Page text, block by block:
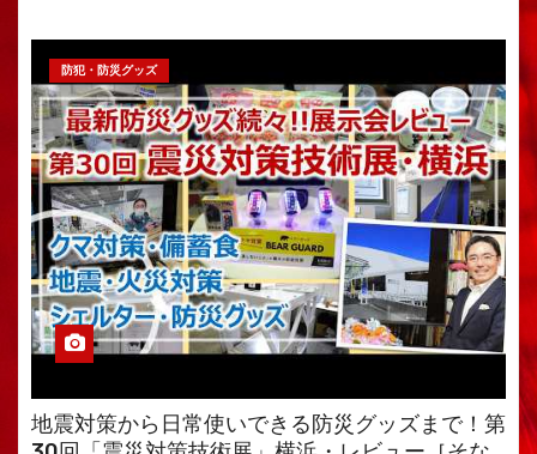
防犯・防災グッズ
地震対策から日常使いできる防災グッズまで！第